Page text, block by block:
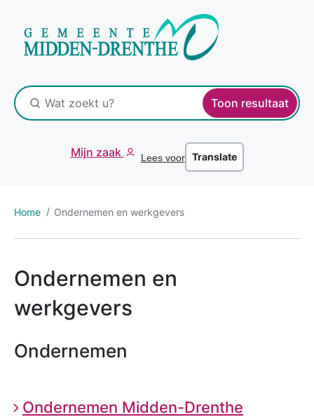
Toon resultaat
Mijn zaak Lees voor Translate
Home Ondernemen en werkgevers
Ondernemen en
werkgevers
Ondernemen
Ondernemen Midden-Drenthe